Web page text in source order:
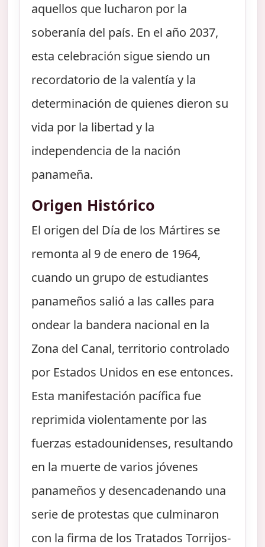
aquellos que lucharon por la
soberanía del país. En el año 2037,
esta celebración sigue siendo un
recordatorio de la valentía y la
determinación de quienes dieron su
vida por la libertad y la
independencia de la nación
panameña.
Origen Histórico
El origen del Día de los Mártires se
remonta al 9 de enero de 1964,
cuando un grupo de estudiantes
panameños salió a las calles para
ondear la bandera nacional en la
Zona del Canal, territorio controlado
por Estados Unidos en ese entonces.
Esta manifestación pacífica fue
reprimida violentamente por las
fuerzas estadounidenses, resultando
en la muerte de varios jóvenes
panameños y desencadenando una
serie de protestas que culminaron
con la firma de los Tratados Torrijos-